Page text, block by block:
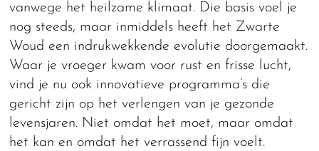
vanwege het heilzame klimaat. Die basis voel je
nog steeds, maar inmiddels heeft het Zwarte
Woud een indrukwekkende evolutie doorgemaakt.
Waar je vroeger kwam voor rust en frisse lucht,
vind je nu ook innovatieve programma’s die
gericht zijn op het verlengen van je gezonde
levensjaren. Niet omdat het moet, maar omdat
het kan en omdat het verrassend fijn voelt.